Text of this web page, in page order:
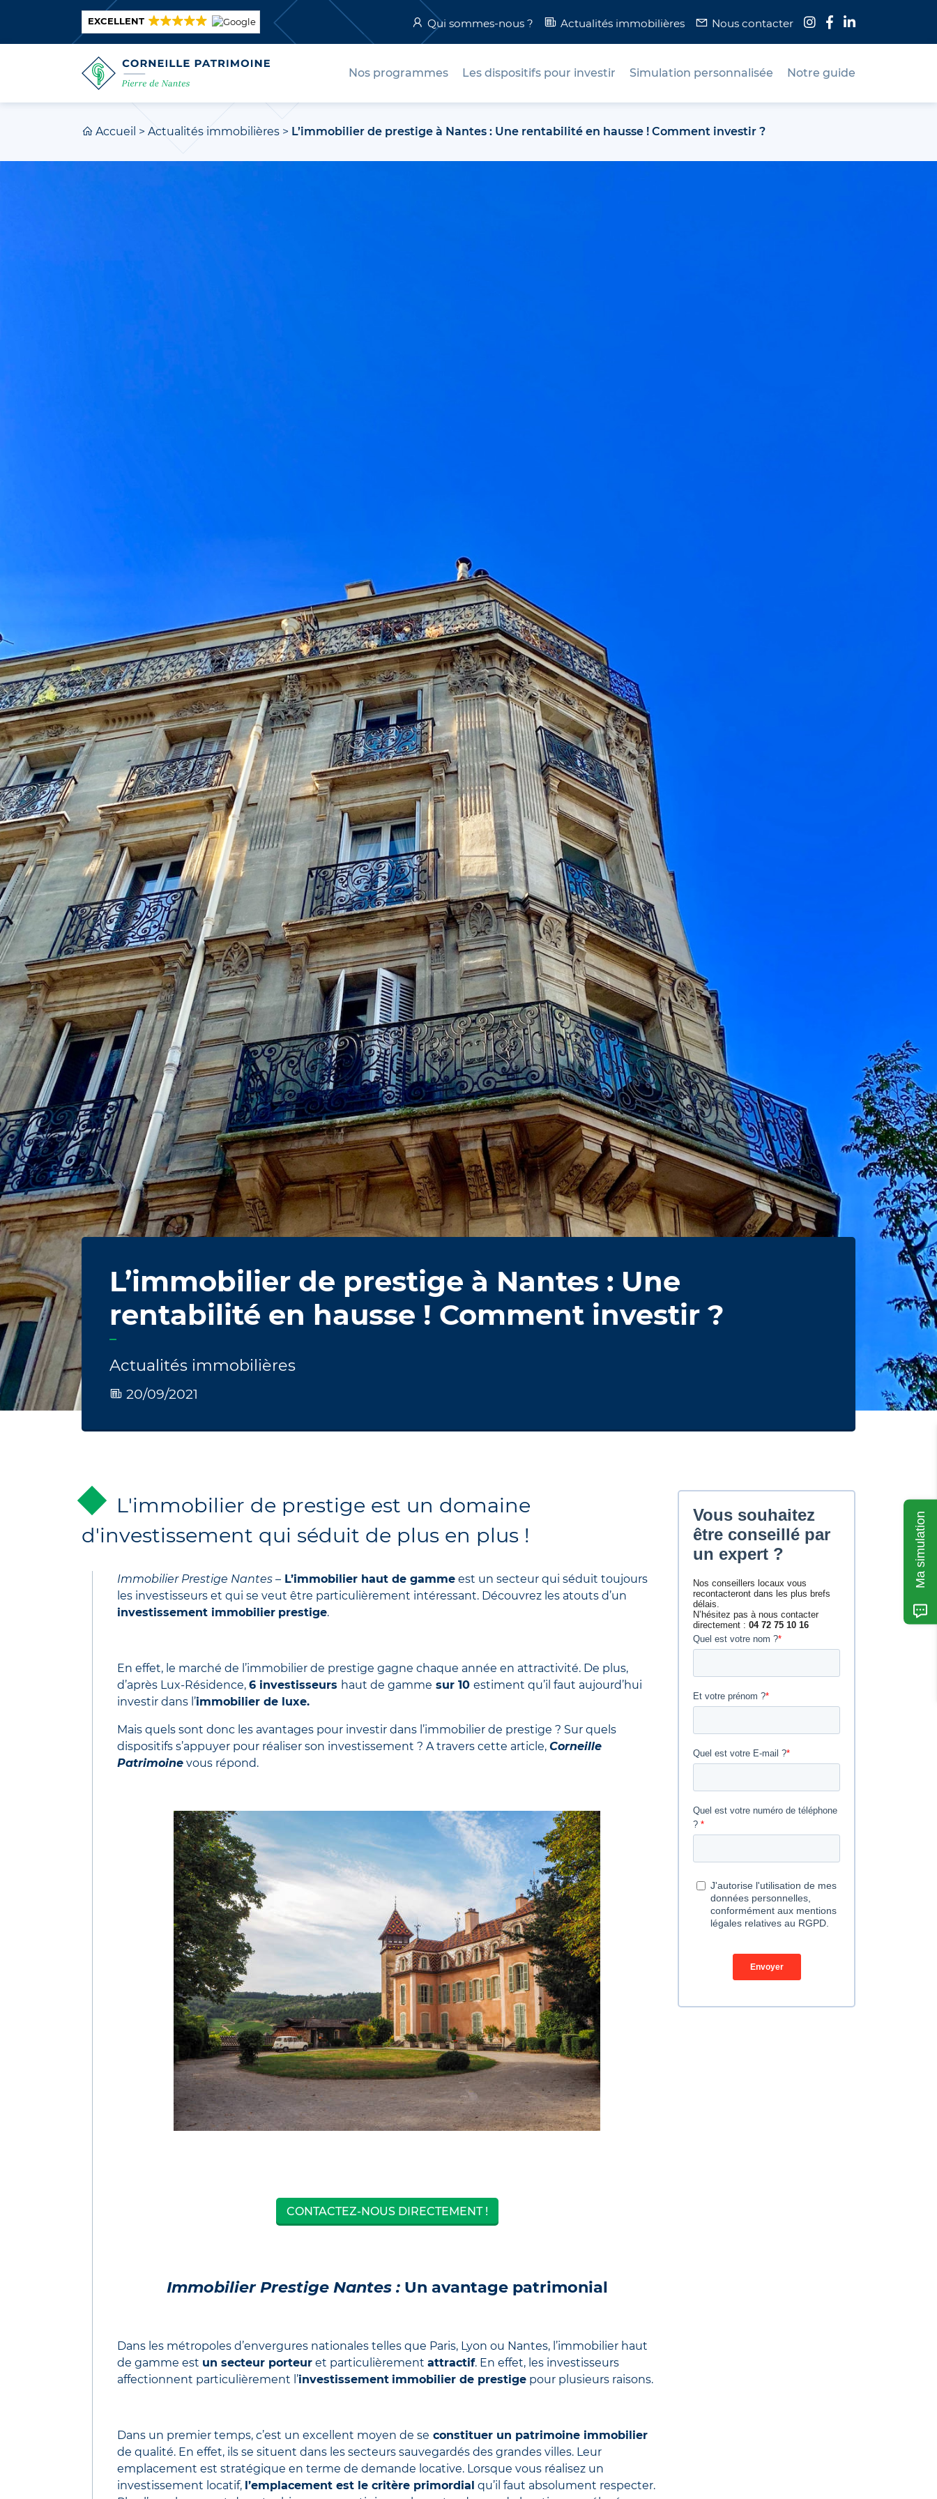
EXCELLENT Qui sommes-nous ? Actualités immobilières Nous contacter
Nos programmes Les dispositifs pour investir Simulation personnalisée Notre guide
Accueil > Actualités immobilières > L’immobilier de prestige à Nantes : Une rentabilité en hausse ! Comment investir ?
L’immobilier de prestige à Nantes : Une
rentabilité en hausse ! Comment investir ?
Actualités immobilières
20/09/2021
L'immobilier de prestige est un domaine
d'investissement qui séduit de plus en plus !
Immobilier Prestige Nantes – L’immobilier haut de gamme est un secteur qui séduit toujours
les investisseurs et qui se veut être particulièrement intéressant. Découvrez les atouts d’un
investissement immobilier prestige.
En effet, le marché de l’immobilier de prestige gagne chaque année en attractivité. De plus,
d’après Lux-Résidence, 6 investisseurs haut de gamme sur 10 estiment qu’il faut aujourd’hui
investir dans l’immobilier de luxe.
Mais quels sont donc les avantages pour investir dans l’immobilier de prestige ? Sur quels
dispositifs s’appuyer pour réaliser son investissement ? A travers cette article, Corneille
Patrimoine vous répond.
CONTACTEZ-NOUS DIRECTEMENT !
Immobilier Prestige Nantes :Un avantage patrimonial
Dans les métropoles d’envergures nationales telles que Paris, Lyon ou Nantes, l’immobilier haut
de gamme est un secteur porteur et particulièrement attractif. En effet, les investisseurs
affectionnent particulièrement l’investissement immobilier de prestige pour plusieurs raisons.
Dans un premier temps, c’est un excellent moyen de se constituer un patrimoine immobilier
de qualité. En effet, ils se situent dans les secteurs sauvegardés des grandes villes. Leur
emplacement est stratégique en terme de demande locative. Lorsque vous réalisez un
investissement locatif, l’emplacement est le critère primordial qu’il faut absolument respecter.
Ma simulation